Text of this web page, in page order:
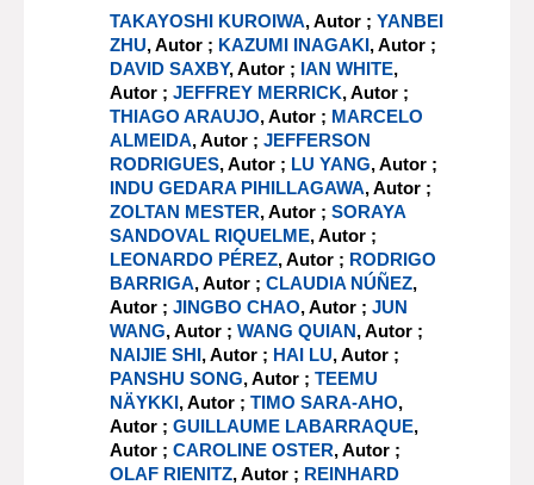
TAKAYOSHI KUROIWA, Autor ;YANBEI
ZHU, Autor ; KAZUMI INAGAKI, Autor ;
DAVID SAXBY, Autor ; IAN WHITE,
Autor ;JEFFREY MERRICK, Autor ;
THIAGO ARAUJO, Autor ; MARCELO
ALMEIDA, Autor ;JEFFERSON
RODRIGUES, Autor ; LU YANG, Autor ;
INDU GEDARA PIHILLAGAWA, Autor ;
ZOLTAN MESTER, Autor ;SORAYA
SANDOVAL RIQUELME, Autor ;
LEONARDO PÉREZ, Autor ; RODRIGO
BARRIGA, Autor ;CLAUDIA NÚÑEZ,
Autor ;JINGBO CHAO, Autor ;JUN
WANG, Autor ;WANG QUIAN, Autor ;
NAIJIE SHI, Autor ; HAI LU, Autor ;
PANSHU SONG, Autor ;TEEMU
NÄYKKI, Autor ;TIMO SARA-AHO,
Autor ;GUILLAUME LABARRAQUE,
Autor ;CAROLINE OSTER, Autor ;
OLAF RIENITZ, Autor ; REINHARD